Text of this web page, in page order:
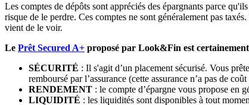
Les comptes de dépôts sont appréciés des épargnants parce
risque de le perdre. Ces comptes ne sont généralement pas
vient de le voir.
Le Prêt Secured A+ proposé par Look&Fin est
SÉCURITÉ : Il s'agit d’un placement sécurisé. Vous
remboursé par l’assurance (cette assurance n’a pas de
RENDEMENT : le compte d’épargne vous propose en
LIQUIDITÉ : les liquidités sont disponibles à tout